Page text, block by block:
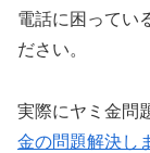
電話に困ってい
ださい。
実際にヤミ金問
金の問題解決し